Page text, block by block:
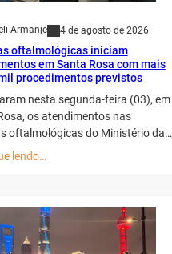
Armanje 4 de agosto de 2026
oftalmológicas iniciam
em Santa Rosa com mais
procedimentos previstos
nesta segunda-feira (03), em
os atendimentos nas
oftalmológicas do Ministério da…
lendo…